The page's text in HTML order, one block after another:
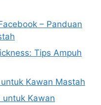
– Panduan
Tips Ampuh
Kawan Mastah
untuk Kawan